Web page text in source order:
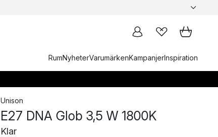
RumNyheterVarumärkenKampanjerInspiration
Unison
E27 DNA Glob 3,5 W 1800K
Klar